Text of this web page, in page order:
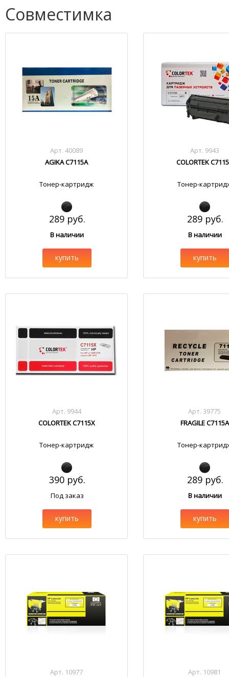
Совместимка
Арт. 40089
AGIKA C7115A
Тонер-картридж
289 руб.
В наличии
купить
Арт. 9943
COLORTEK
Тонер-
289 руб.
В наличии
купить
Арт. 9944
COLORTEK C7115X
Тонер-картридж
390 руб.
Под заказ
купить
Арт. 39775
FRAGILE C7115A
Тонер-
289 руб.
В наличии
купить
Арт. 10977 Арт. 10981